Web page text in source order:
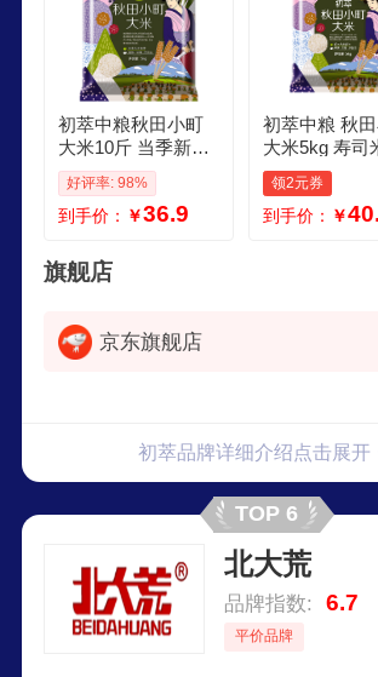
初萃中粮秋田小町
大米10斤 当季新米
寿司米 充二氧化碳
保鲜 真空包装
好评率: 98%
到手价： ￥36.9
初萃中粮 秋
大米5kg 寿司
米 东北大米
米 尝鲜装秋田
kg
领2元券
到手价： ￥
旗舰店
京东旗舰店
初萃品牌详细介绍点击展开
TOP 6
北大荒
品牌指数: 6.7
平价品牌